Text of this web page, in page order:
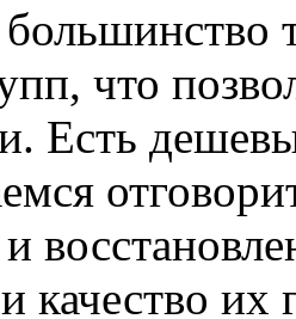
что
Есть
качество